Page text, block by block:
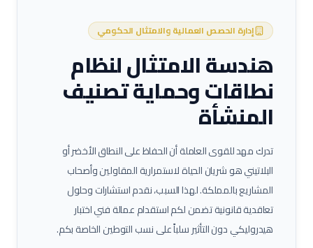
إدارة الحصص العمالية والامتثال الحكومي
هندسة الامتثال لنظام
نطاقات وحماية تصنيف
المنشأة
تدرك مهد للقوى العاملة أن الحفاظ على النطاق الأخضر أو
البلاتيني هو شريان الحياة لاستمرارية المقاولين وأصحاب
المشاريع بالمملكة. لهذا السبب، نقدم استشارات وحلول
تعاقدية قانونية تضمن لكم استقدام عمالةفني اختبار
هيدروليكيدون التأثير سلباً على نسب التوطين الخاصة بكم.